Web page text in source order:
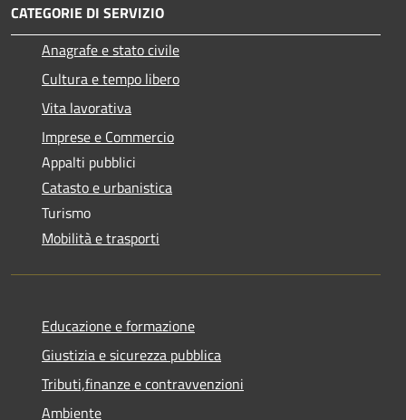
CATEGORIE DI SERVIZIO
Anagrafe e stato civile
Cultura e tempo libero
Vita lavorativa
Imprese e Commercio
Appalti pubblici
Catasto e urbanistica
Turismo
Mobilità e trasporti
Educazione e formazione
Giustizia e sicurezza pubblica
Tributi,finanze e contravvenzioni
Ambiente